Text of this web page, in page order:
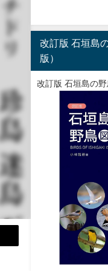
改訂版 石垣島
版）
改訂版 石垣島の